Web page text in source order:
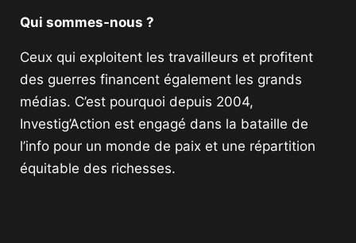
Qui sommes-nous ?
Ceux qui exploitent les travailleurs et profitent
des guerres financent également les grands
médias. C’est pourquoi depuis 2004,
Investig’Action est engagé dans la bataille de
l’info pour un monde de paix et une répartition
équitable des richesses.